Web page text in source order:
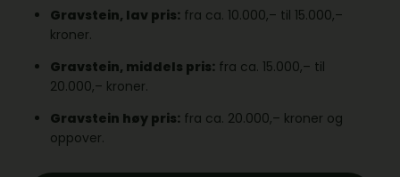
Gravstein, lav pris: fra ca. 10.000,– til 15.000,–
kroner.
Gravstein, middels pris: fra ca. 15.000,– til
20.000,– kroner.
Gravstein høy pris: fra ca. 20.000,– kroner og
oppover.